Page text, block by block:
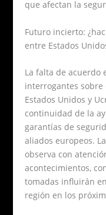
que afectan la
Futuro incierto:
entre Estados
La falta de acuerdo
interrogantes
Estados Unidos y
continuidad de la
garantías de
aliados europeos.
observa con
acontecimientos,
tomadas influirán
región en los